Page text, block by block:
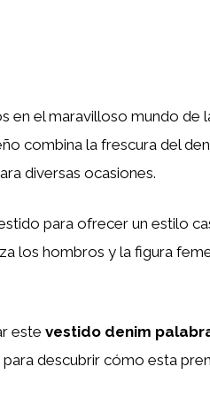
en el maravilloso mundo de
combina la frescura del
diversas ocasiones.
para ofrecer un estilo
los hombros y la figura
este vestido denim
descubrir cómo esta